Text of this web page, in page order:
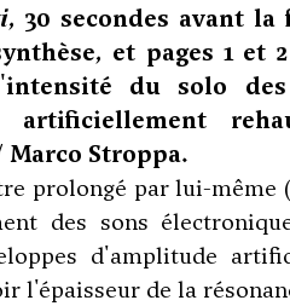
, 30 secondes avant la
et pages 1 et
du solo
artificiellement
Stroppa.
prolongé par lui-même
des sons
d'amplitude
l'épaisseur de la